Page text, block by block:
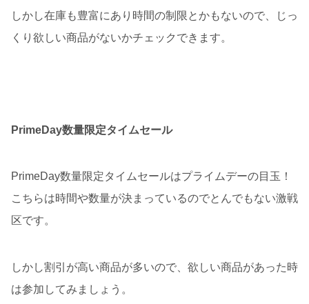
しかし在庫も豊富にあり時間の制限とかもないので、じっ
くり欲しい商品がないかチェックできます。
PrimeDay数量限定タイムセール
PrimeDay数量限定タイムセールはプライムデーの目玉！
こちらは時間や数量が決まっているのでとんでもない激戦
区です。
しかし割引が高い商品が多いので、欲しい商品があった時
は参加してみましょう。